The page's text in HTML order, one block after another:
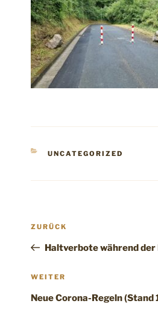
KATEGORIEN
UNCATEGORIZED
Vorheriger
ZURÜCK
Haltverbote während
Nächster
WEITER
Neue Corona-Regeln (Stand